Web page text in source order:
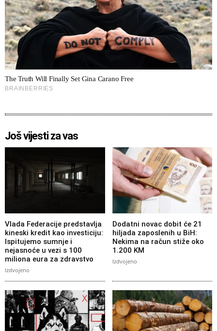
Još vijesti za vas
Vlada Federacije predstavlja
kineski kredit kao investiciju:
Ispitujemo sumnje i
nejasnoće u vezi s 100
miliona eura za zdravstvo
Izdvojeno
Dodatni novac dobit će 21
hiljada zaposlenih u BiH:
Nekima na račun stiže oko
1.200 KM
Izdvojeno